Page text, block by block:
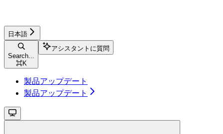
日本語
Search...
⌘K
アシスタントに質問
製品アップデート
製品アップデート